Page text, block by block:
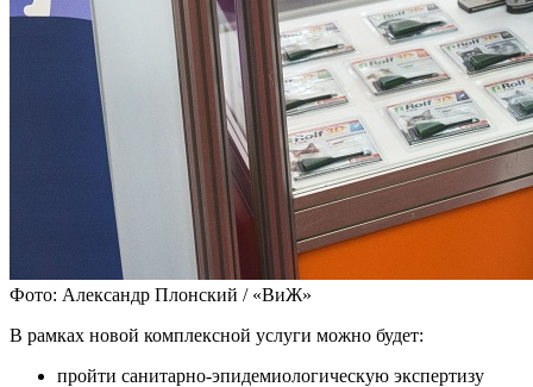
Фото: Александр Плонский / «ВиЖ»
В рамках новой комплексной услуги можно будет:
пройти санитарно-эпидемиологическую экспертизу